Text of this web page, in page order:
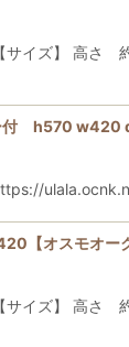
サイズ】
h570 w420
【オスモオ
サイズ】